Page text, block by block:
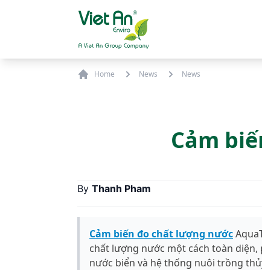
Home News News
Cảm
By Thanh Pham
Cảm biến đo chất lượng nước
chất lượng nước một cách toàn
nước biển và hệ thống nuôi trồng